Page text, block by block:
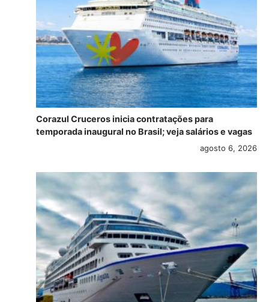
Corazul Cruceros inicia contratações para
temporada inaugural no Brasil; veja salários e vagas
agosto 6, 2026